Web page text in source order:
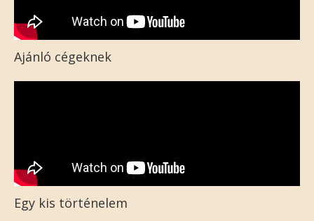
Ajánló cégeknek
Egy kis történelem